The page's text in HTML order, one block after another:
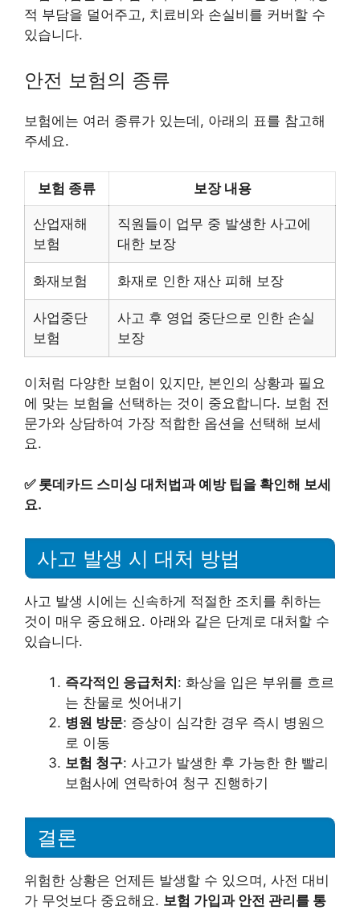
적 부담을 덜어주고, 치료비와 손실비를 커버할 수
있습니다.
안전 보험의 종류
보험에는 여러 종류가 있는데, 아래의 표를 참고해
주세요.
보험 종류 보장 내용
산업재해
보험
직원들이 업무 중 발생한 사고에
대한 보장
화재보험 화재로 인한 재산 피해 보장
사업중단
보험
사고 후 영업 중단으로 인한 손실
보장
이처럼 다양한 보험이 있지만, 본인의 상황과 필요
에 맞는 보험을 선택하는 것이 중요합니다. 보험 전
문가와 상담하여 가장 적합한 옵션을 선택해 보세
요.
✅ 롯데카드 스미싱 대처법과 예방 팁을 확인해 보세
요.
사고 발생 시 대처 방법
사고 발생 시에는 신속하게 적절한 조치를 취하는
것이 매우 중요해요. 아래와 같은 단계로 대처할 수
있습니다.
즉각적인 응급처치: 화상을 입은 부위를 흐르
는 찬물로 씻어내기
병원 방문: 증상이 심각한 경우 즉시 병원으
로 이동
보험 청구: 사고가 발생한 후 가능한 한 빨리
보험사에 연락하여 청구 진행하기
결론
위험한 상황은 언제든 발생할 수 있으며, 사전 대비
가 무엇보다 중요해요. 보험 가입과 안전 관리를 통